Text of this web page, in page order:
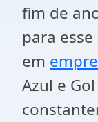
fim de
para
em
Azul e